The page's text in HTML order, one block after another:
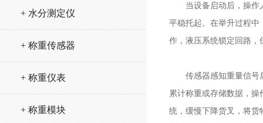
+ 水分测定仪
+ 称重传感器
+ 称重仪表
+ 称重模块
当设备启动后，操作人
平稳托起。在举升过程中
作，液压系统锁定回路，
传感器感知重量信号后
累计称重或存储数据，
统，缓慢下降货叉，将货